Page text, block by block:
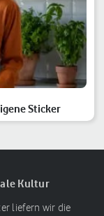
Sticker
Kultur
liefern wir die